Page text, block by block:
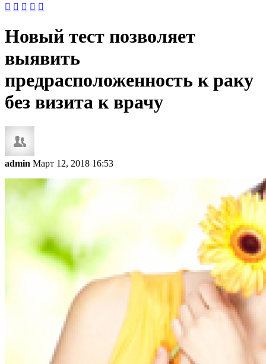
    
Новый тест позволяет
выявить
предрасположенность к раку
без визита к врачу
admin Март 12, 2018 16:53